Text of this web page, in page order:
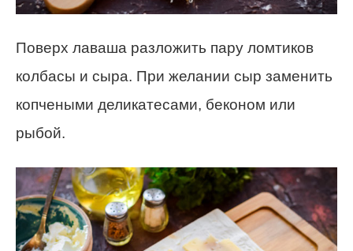
Поверх лаваша разложить пару ломтиков
колбасы и сыра. При желании сыр заменить
копчеными деликатесами, беконом или
рыбой.